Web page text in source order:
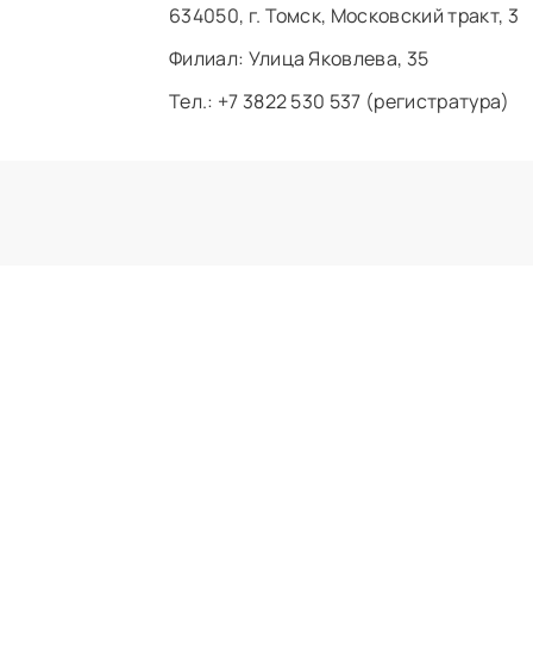
634050, г. Томск, Московский тракт, 3
Филиал: ​Улица Яковлева, 35
Тел.: +7 3822 530 537 (регистратура)